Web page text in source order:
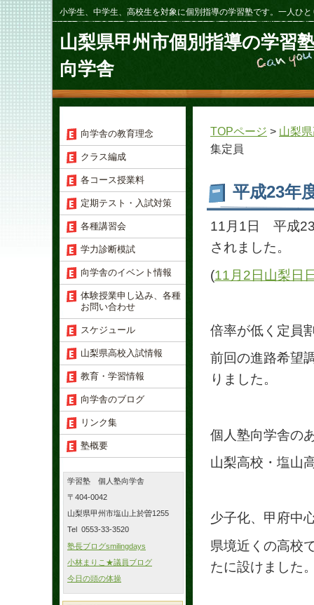
小学生、中学生、高校生を対象に個別指導の学習塾です。一人ひ
山梨県甲州市個別指導の学習
向学舎
TOPページ > 山梨
集定員
平成23年
11月1日 平成23
されました。
(11月2日山梨日
倍率が低く定員
前回の進路希望
りました。
個人塾向学舎の
山梨高校・塩山
少子化、甲府中
県境近くの高校
たに設けました
向学舎の教育理念
クラス編成
各コース授業料
定期テスト・入試対策
各種講習会
学力診断模試
向学舎のイベント情報
体験授業申し込み、各種
お問い合わせ
スケジュール
山梨県高校入試情報
教育・学習情報
向学舎のブログ
リンク集
塾概要
学習塾 個人塾向学舎
〒404-0042
山梨県甲州市塩山上於曽1255
Tel 0553-33-3520
塾長ブログsmilingdays
小林まりこ★議員ブログ
今日の頭の体操